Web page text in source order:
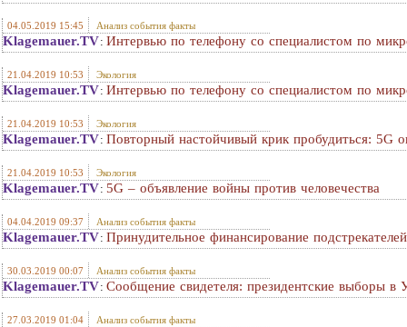
04.05.2019 15:45 Анализ события факты
Klagemauer.TV: Интервью по телефону со специалистом по
21.04.2019 10:53 Экология
Klagemauer.TV: Интервью по телефону со специалистом по
21.04.2019 10:53 Экология
Klagemauer.TV: Повторный настойчивый крик пробудиться: 5G
21.04.2019 10:53 Экология
Klagemauer.TV: 5G – объявление войны против человечества
04.04.2019 09:37 Анализ события факты
Klagemauer.TV: Принудительное финансирование
30.03.2019 00:07 Анализ события факты
Klagemauer.TV: Сообщение свидетеля: президентские выборы в
27.03.2019 01:04 Анализ события факты